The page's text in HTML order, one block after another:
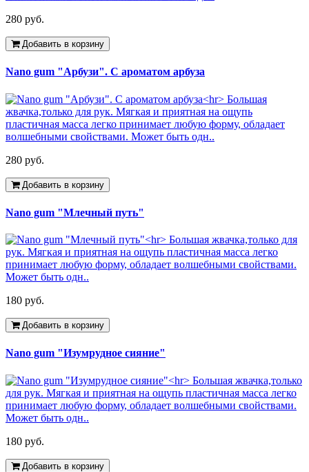
280 руб.
Добавить в корзину
Nano gum "Арбузи". С ароматом арбуза
280 руб.
Добавить в корзину
Nano gum "Млечный путь"
180 руб.
Добавить в корзину
Nano gum "Изумрудное сияние"
180 руб.
Добавить в корзину